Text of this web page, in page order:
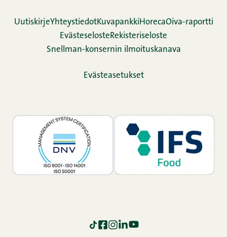
UutiskirjeYhteystiedotKuvapankki HorecaOiva-raportti
Evästeseloste Rekisteriseloste
Snellman-konsernin ilmoituskanava
Evästeasetukset
TikTok
Facebook
Instagram
LinkedIn
YouTube